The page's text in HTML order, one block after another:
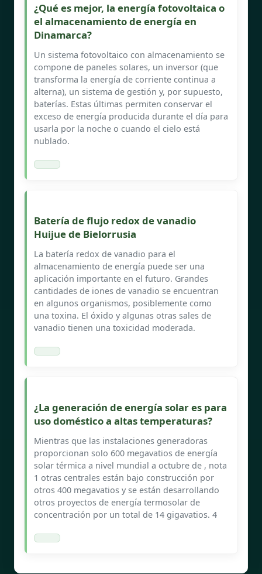
¿Qué es mejor, la energía fotovoltaica o
el almacenamiento de energía en
Dinamarca?
Un sistema fotovoltaico con almacenamiento se
compone de paneles solares, un inversor (que
transforma la energía de corriente continua a
alterna), un sistema de gestión y, por supuesto,
baterías. Estas últimas permiten conservar el
exceso de energía producida durante el día para
usarla por la noche o cuando el cielo está
nublado.
Batería de flujo redox de vanadio
Huijue de Bielorrusia
La batería redox de vanadio para el
almacenamiento de energía puede ser una
aplicación importante en el futuro. Grandes
cantidades de iones de vanadio se encuentran
en algunos organismos, posiblemente como
una toxina. El óxido y algunas otras sales de
vanadio tienen una toxicidad moderada.
¿La generación de energía solar es para
uso doméstico a altas temperaturas?
Mientras que las instalaciones generadoras
proporcionan solo 600 megavatios de energía
solar térmica a nivel mundial a octubre de , nota
1 otras centrales están bajo construcción por
otros 400 megavatios y se están desarrollando
otros proyectos de energía termosolar de
concentración por un total de 14 gigavatios. 4